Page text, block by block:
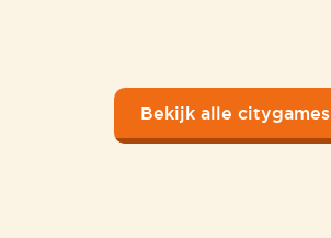
Bekijk alle citygames